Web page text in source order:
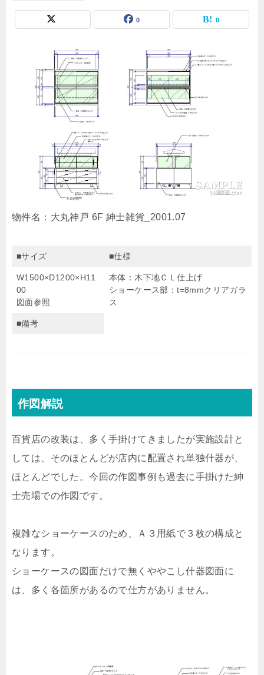
0 0
物件名：大丸神戸 6F 紳士雑貨_2001.07
■サイズ ■仕様
W1500×D1200×H11
00
図面参照
本体：木下地ＣＬ仕上げ
ショーケース部：t=8mmクリアガラ
ス
■備考
作図解説
百貨店の改装は、多く手掛けてきましたが実施設計と
しては、そのほとんどが店内に配置され単独什器が、
ほとんどでした。今回の作図事例も過去に手掛けた紳
士売場での作図です。
複雑なショーケースのため、Ａ３用紙で３枚の構成と
なります。
ショーケースの図面だけで無くややこし什器図面に
は、多く各箇所があるので仕方がありません。